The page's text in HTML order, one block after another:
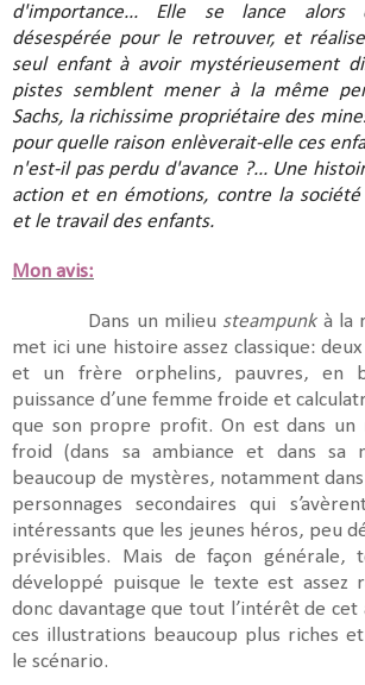
d'importance... Elle se lance alors
désespérée pour le retrouver, et
seul enfant à avoir mystérieusement
pistes semblent mener à la même
Sachs, la richissime propriétaire des
pour quelle raison enlèverait-elle ces
n'est-il pas perdu d'avance ?... Une
action et en émotions, contre la
et le travail des enfants.
Mon avis:
Dans un milieu steampunkà la
met ici une histoire assez classique:
et un frère orphelins, pauvres, en
puissance d’une femme froide et
que son propre profit. On est dans un
froid (dans sa ambiance et dans sa
beaucoup de mystères, notamment
personnages secondaires qui
intéressants que les jeunes héros, peu
prévisibles. Mais de façon
développé puisque le texte est assez
donc davantage que tout l’intérêt de cet
ces illustrations beaucoup plus riches
le scénario.